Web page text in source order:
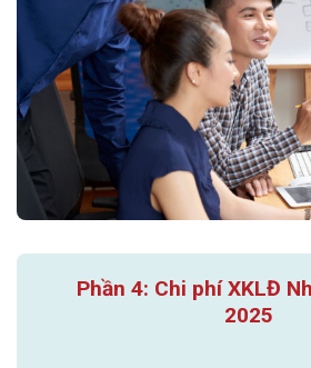
Phần 4: Chi phí XKLĐ
2025